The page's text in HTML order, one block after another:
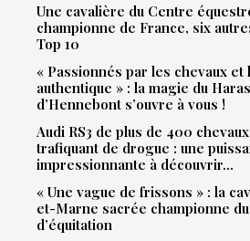
Une cavalière du Centre
championne de France, six
Top 10
« Passionnés par les chevaux et
authentique » : la magie du
d’Hennebont s’ouvre à vous !
Audi RS3 de plus de 400
trafiquant de drogue : une
impressionnante à découvrir…
« Une vague de frissons » : la
et-Marne sacrée championne
d’équitation